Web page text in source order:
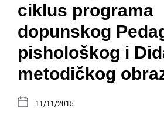
ciklus programa
dopunskog
pishološkog i
metodičkog
11/11/2015